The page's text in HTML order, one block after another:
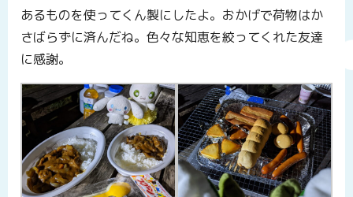
あるものを使ってくん製にしたよ。おかげで荷物はか
さばらずに済んだね。色々な知恵を絞ってくれた友達
に感謝。